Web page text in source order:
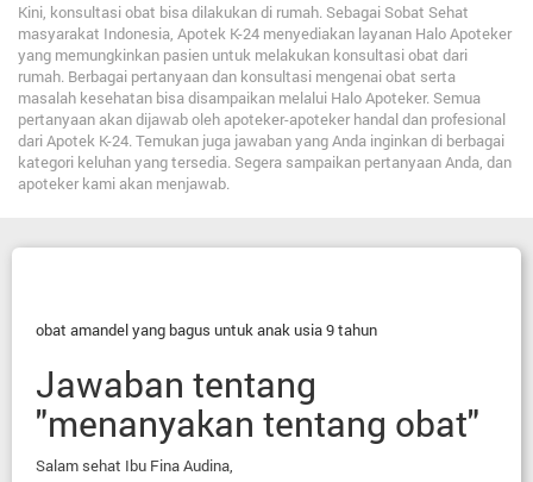
Kini, konsultasi obat bisa dilakukan di rumah. Sebagai Sobat Sehat
masyarakat Indonesia, Apotek K-24 menyediakan layanan Halo Apoteker
yang memungkinkan pasien untuk melakukan konsultasi obat dari
rumah. Berbagai pertanyaan dan konsultasi mengenai obat serta
masalah kesehatan bisa disampaikan melalui Halo Apoteker. Semua
pertanyaan akan dijawab oleh apoteker-apoteker handal dan profesional
dari Apotek K-24. Temukan juga jawaban yang Anda inginkan di berbagai
kategori keluhan yang tersedia. Segera sampaikan pertanyaan Anda, dan
apoteker kami akan menjawab.
obat amandel yang bagus untuk anak usia 9 tahun
Jawaban tentang
"menanyakan tentang obat"
Salam sehat Ibu Fina Audina,